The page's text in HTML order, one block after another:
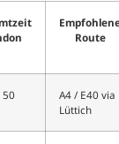
Route
50
A4 / E40 via
Lüttich